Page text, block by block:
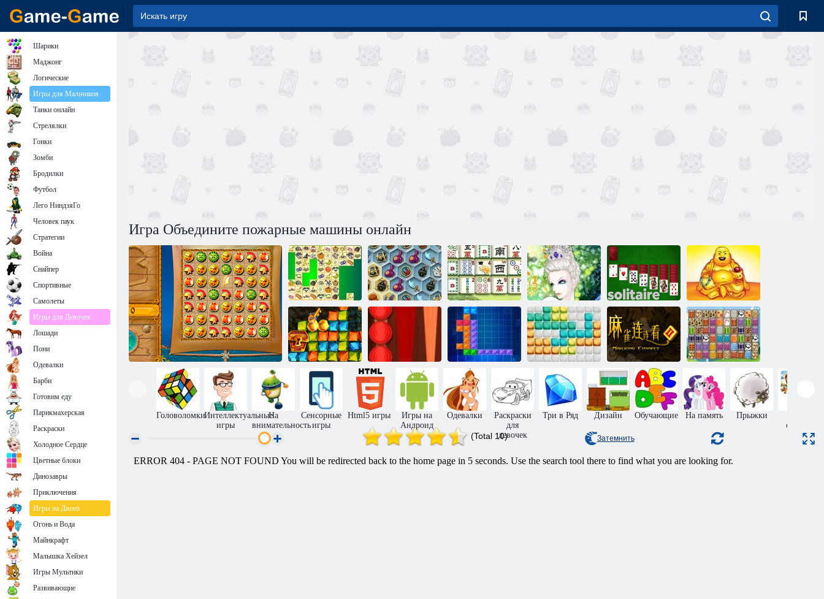
Игра Объедините пожарные машины онлайн
Маджонг Криса
Сокровища
мистического
Китайский
маджонг
Снежная
королева 2
Солитер
Десять
талисманов
Золотая
лихорадка:
Охотник за
сокровищами
Классические
нарды
Тентрикс 10х10
Маджонг
Коннект 2
Парные узоры
ГоловоломкиИнтеллектуальные
игры
На
внимательность
Сенсорные
игры
Html5 игры
Игры на
Андроид
Одевалки
Раскраски
для
девочек
Три в Ряд Дизайн Обучающие На память Прыжки
онлайн
(Total 10) Затемнить
Шарики
Маджонг
Логические
Игры для Мальчиков
Танки онлайн
Стрелялки
Гонки
Зомби
Бродилки
Футбол
Лего НиндзяГо
Человек паук
Стратегии
Война
Снайпер
Спортивные
Самолеты
Игры для Девочек
Лошади
Пони
Одевалки
Барби
Готовим еду
Парикмахерская
Раскраски
Холодное Сердце
Цветные блоки
Динозавры
Приключения
Игры на Двоих
Огонь и Вода
Майнкрафт
Малышка Хейзел
Игры Мультики
Развивающие